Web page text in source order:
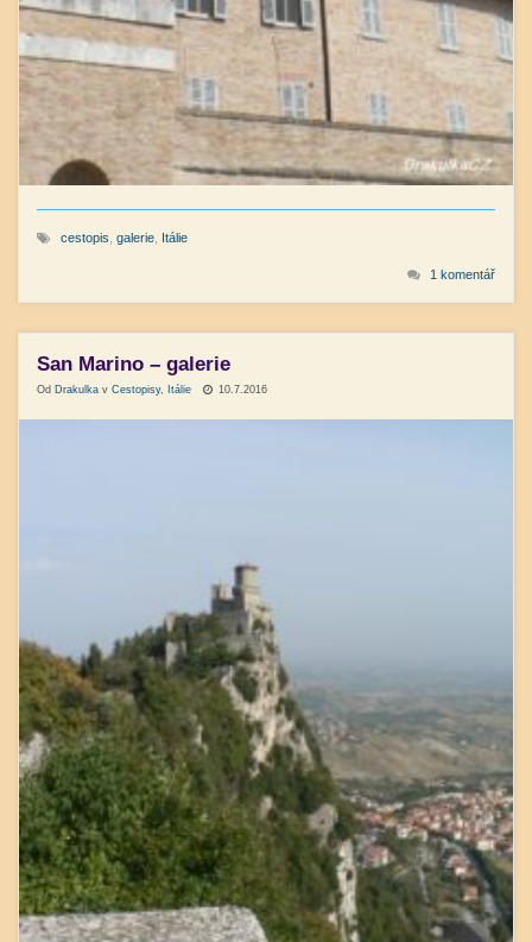
cestopis galerie Itálie
1 komentář
San Marino – galerie
Od Drakulka v Cestopisy, Itálie 10.7.2016